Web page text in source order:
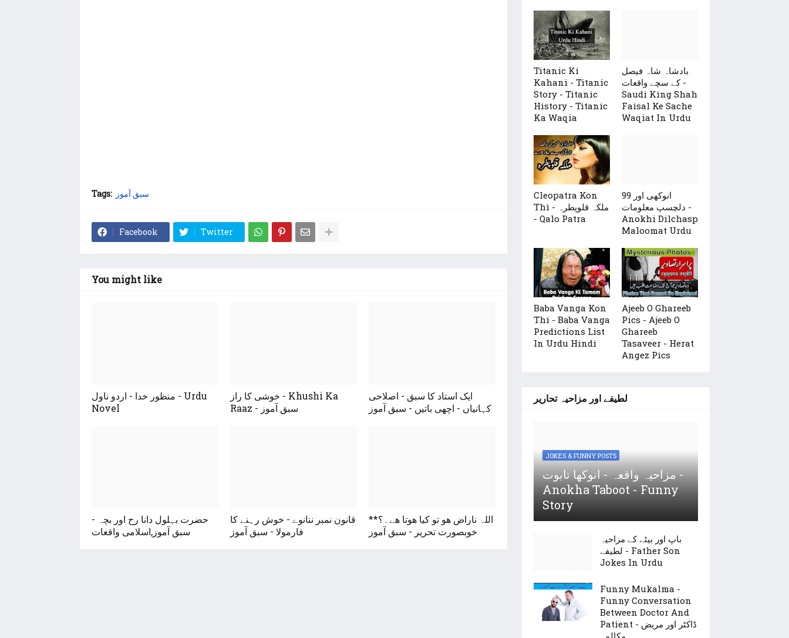
Tags: سبق آموز
Facebook Twitter
You might like
منظور خدا - اردو ناول - Urdu
Novel
خوشی کا راز - Khushi Ka
Raaz - سبق آموز
ایک استاد کا سبق - اصلاحی
کہانیاں - اچھی باتیں - سبق آموز
حضرت بہلول دانا رح اور بچہ -
سبق آموز,اسلامی واقعات
قانون نمبر ننانوے - خوش رہنے کا
فارمولا - سبق آموز
*اللہ ناراض ھو تو کیا ھوتا ھے۔؟*
خوبصورت تحریر - سبق آموز
Titanic Ki
Kahani - Titanic
Story - Titanic
History - Titanic
Ka Waqia
بادشاہ شاہ فیصل
کے سچے واقعات -
Saudi King Shah
Faisal Ke Sache
Waqiat In Urdu
Cleopatra Kon
Thi - ملکہ قلوپطرہ
- Qalo Patra
99 انوکھی اور
دلچسپ معلومات -
Anokhi Dilchasp
Maloomat Urdu
Baba Vanga Kon
Thi - Baba Vanga
Predictions List
In Urdu Hindi
Ajeeb O Ghareeb
Pics - Ajeeb O
Ghareeb
Tasaveer - Herat
Angez Pics
لطیفے اور مزاحیہ تحاریر
JOKES & FUNNY POSTS
مزاحیہ واقعہ - انوکھا تابوت -
Anokha Taboot - Funny
Story
باپ اور بیٹے کے مزاحیہ
لطیفے - Father Son
Jokes In Urdu
Funny Mukalma -
Funny Conversation
Between Doctor And
Patient - ڈاکٹر اور مریض
مکالمہ